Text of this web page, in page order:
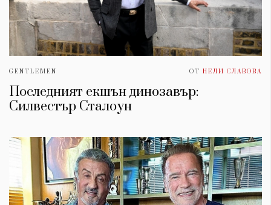
GENTLEMEN ОТ НЕЛИ СЛАВОВА
Последният екшън динозавър:
Силвестър Сталоун